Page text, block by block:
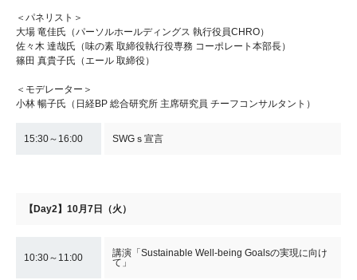
＜パネリスト＞
大場 竜佳氏（パーソルホールディングス 執行役員CHRO）
佐々木 達哉氏（味の素 取締役執行役専務 コーポレート本部長）
篠田 真貴子氏（エール 取締役）
＜モデレーター＞
小林 暢子氏（日経BP 総合研究所 主席研究員 チーフコンサルタント）
15:30～16:00 SWGｓ宣言
【Day2】10月7日（火）
10:30～11:00
講演「Sustainable Well-being Goalsの実現に向け
て」